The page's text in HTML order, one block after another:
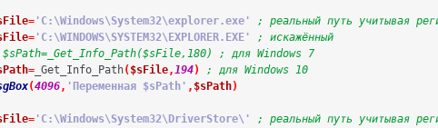
='C:\Windows\System32\explorer.exe'
; реальный путь учитывая
='C:\WINDOWS\SYSTEM32\EXPLORER.EXE'
; искажённый
; для Windows 7
=_Get_Info_Path( $sFile,194)
; для Windows 10
(4096, 'Переменная $sPath' , $sPath)
='C:\Windows\System32\DriverStore\'
; реальный путь учитывая